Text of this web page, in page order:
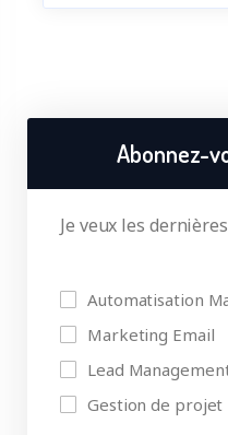
Abonnez-
Je veux les
Automatisation
Marketing Email
Lead
Gestion de projet